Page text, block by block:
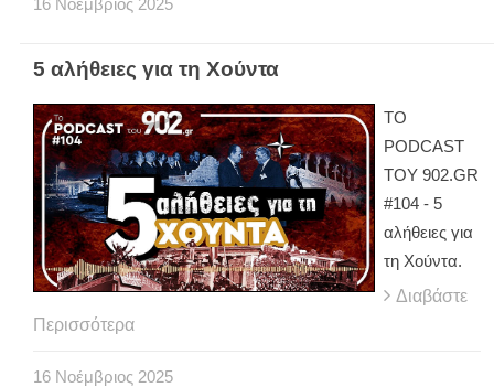
16 Νοέμβριος 2025
5 αλήθειες για τη Χούντα
ΤΟ
PODCAST
ΤΟΥ 902.GR
#104 - 5
αλήθειες για
τη Χούντα.
Διαβάστε
Περισσότερα
16 Νοέμβριος 2025